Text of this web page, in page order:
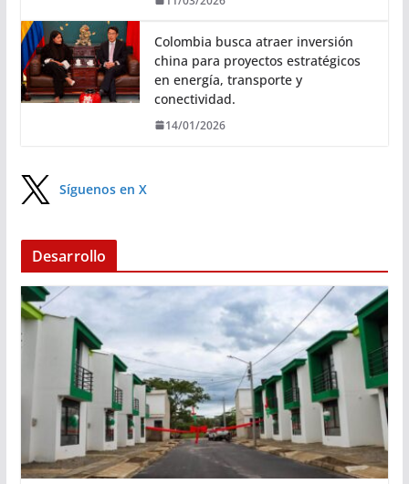
Colombia busca atraer inversión
china para proyectos estratégicos
en energía, transporte y
conectividad.
14/01/2026
Síguenos en X
Desarrollo